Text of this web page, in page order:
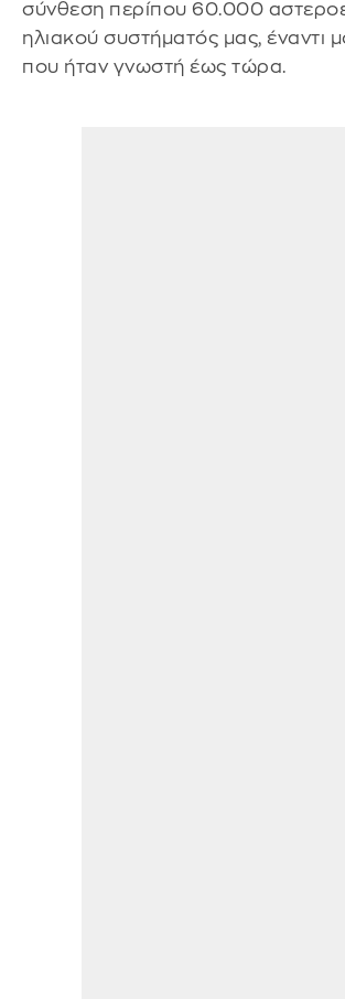
σύνθεση περίπου 60.000
ηλιακού συστήματός μας, έναντι
που ήταν γνωστή έως τώρα.